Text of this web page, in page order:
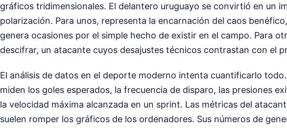
gráficos tridimensionales. El delantero uruguayo se convirtió en un
polarización. Para unos, representa la encarnación del caos
genera ocasiones por el simple hecho de existir en el campo. Para
descifrar, un atacante cuyos desajustes técnicos contrastan con el
El análisis de datos en el deporte moderno intenta cuantificarlo
miden los goles esperados, la frecuencia de disparo, las presiones
la velocidad máxima alcanzada en un sprint. Las métricas del
suelen romper los gráficos de los ordenadores. Sus números de